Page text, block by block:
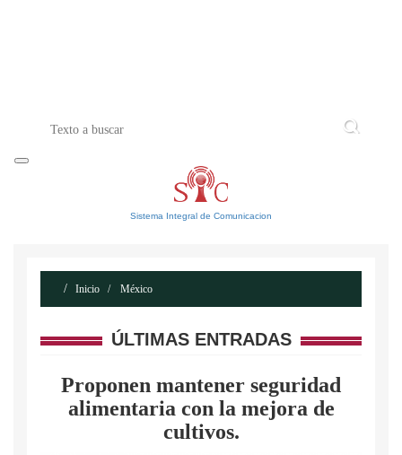
Sistema Integral de Comunicacion
Inicio México
ÚLTIMAS ENTRADAS
Proponen mantener seguridad
alimentaria con la mejora de
cultivos.